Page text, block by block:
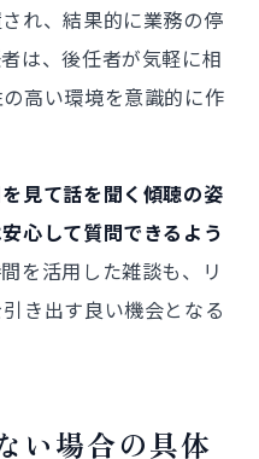
れ、結果的に業務の停
は、後任者が気軽に相
高い環境を意識的に作
見て話を聞く傾聴の姿
心して質問できるよう
を活用した雑談も、リ
き出す良い機会となる
い場合の具体